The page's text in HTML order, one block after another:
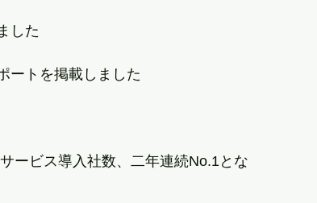
した
ートを掲載しました
ービス導入社数、二年連続No.1とな